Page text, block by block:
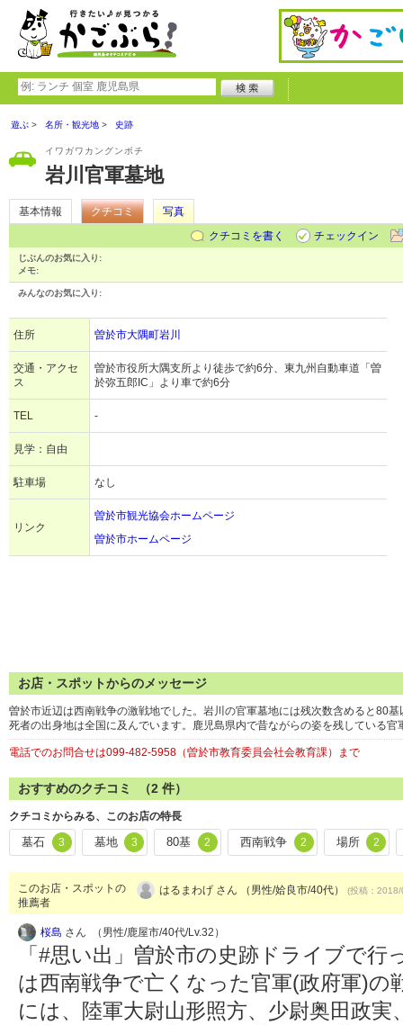
遊ぶ 名所・観光地 史跡
イワガワカングンボチ
岩川官軍墓地
基本情報 クチコミ
写真
クチコミを書く
チェックイン
じぶんのお気に入り:
メモ:
みんなのお気に入り:
住所 曽於市大隅町岩川
交通・アクセ
ス
曽於市役所大隅支所より徒歩で約6分、東九州自動車道「曽
於弥五郎IC」より車で約6分
TEL -
見学：自由
駐車場 なし
リンク
曽於市観光協会ホームページ
曽於市ホームページ
お店・スポットからのメッセージ
曽於市近辺は西南戦争の激戦地でした。岩川の官軍墓地には残次数含めると80
死者の出身地は全国に及んでいます。鹿児島県内で昔ながらの姿を残している官
電話でのお問合せは099-482-5958（曽於市教育委員会社会教育課）まで
おすすめのクチコミ （2 件）
クチコミからみる、このお店の特長
墓石 3 墓地 3 80基 2 西南戦争 2 場所 2
このお店・スポットの
推薦者
はるまわげ さん （男性/姶良市/40代） (投稿：
桜島 さん （男性/鹿屋市/40代/Lv.32）
「#思い出」曽於市の史跡ドライブで
は西南戦争で亡くなった官軍(政府軍)の
には、陸軍大尉山形照方、少尉奥田政